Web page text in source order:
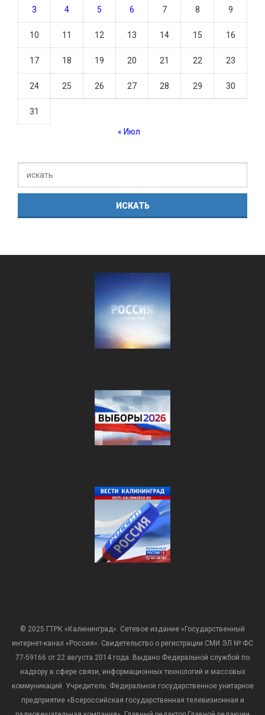
3 4 5 6 7 8 9
10 11 12 13 14 15 16
17 18 19 20 21 22 23
24 25 26 27 28 29 30
31
« Июл
© 2025 ГТРК «Калининград». Сетевое издание «Государственный
интернет-канал «Россия». Свидетельство о регистрации СМИ ЭЛ № ФС
77-59166 от 22 августа 2014 года. Выдано Федеральной службой по
надзору в сфере связи, информационных технологий и массовых
коммуникаций. Учредитель: Федеральное государственное унитарное
предприятие «Всероссийская государственная телевизионная и